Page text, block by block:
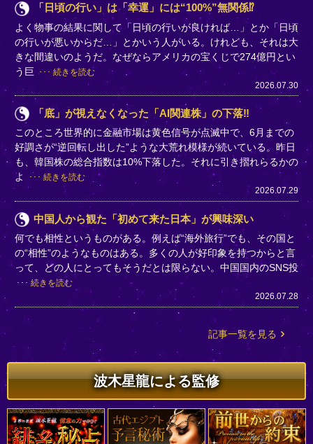
「日頃の行い」は「幸運」には“100%”無関係⁉
よく物事の結果に関して「日頃の行いが良ければ…」とか「日頃
の行いが悪いからだ…」とかいう人がいる。けれども、それは大
きな間違いのようだ。なぜならアメリカの宝くじで274億円とい
う巨
続きを読む
2026.07.30
「底」が視えなくなった「AI関連株」の下落‼
このところ世界的に金融市場は黄色信号が点滅中で、6月までの
好調さが“逆回転し出した”ような大荒れ模様が続いている。昨日
も、韓国株の総合指数は10%下落した。それに引き摺れらるかの
よ
続きを読む
2026.07.29
中国人から観た「初めて来た日本」が興味深い
何でも相性というものがある。例えば“海外旅行”でも、その国と
の“相性”のようなものはある。多くの人が好印象を持つからと言
って、どの人にとってもそうだとは限らない。中国国内のSNS投
続きを読む
2026.07.28
記事一覧を見る
波木星龍による監修